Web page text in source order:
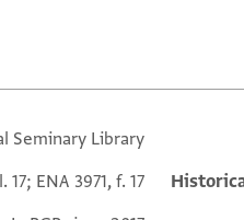
Additional
Seminary Library
17; ENA 3971, f. 17